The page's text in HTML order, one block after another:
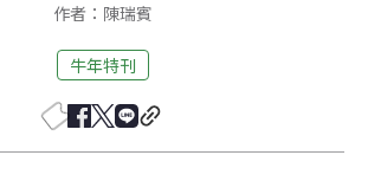
作者：陳瑞賓
牛年特刊